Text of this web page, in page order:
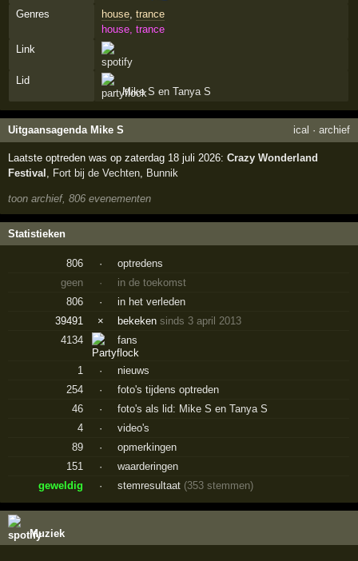
Genres house, trance
house, trance
Link
Lid
Mike S en Tanya S
Uitgaansagenda Mike S ical · archief
Laatste optreden was op zaterdag 18 juli 2026:Crazy Wonderland
Festival
Fort bij de Vechten Bunnik
toon archief, 806 evenementen
Statistieken
806 ·
optredens
geen
·
in de toekomst
806
·
in het verleden
39491
× bekekensinds 3 april 2013
4134
fans
1 ·
nieuws
254
·
foto's tijdens optreden
46
·
foto's als lid: Mike S en Tanya S
4
·
video's
89
·
opmerkingen
151
·
waarderingen
geweldig
· stemresultaat (353 stemmen)
Muziek